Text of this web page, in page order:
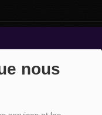
nous